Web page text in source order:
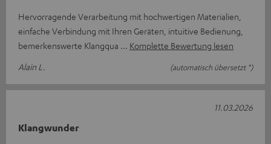
Hervorragende Verarbeitung mit hochwertigen Materialien,
einfache Verbindung mit Ihren Geräten, intuitive Bedienung,
bemerkenswerte Klangqua
Komplette Bewertung lesen
Alain L.
(automatisch übersetzt *)
Klangwunder
11.03.2026